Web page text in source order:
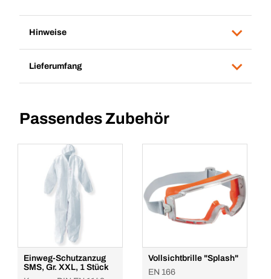
Hinweise
Lieferumfang
Passendes Zubehör
Einweg-Schutzanzug
SMS, Gr. XXL, 1 Stück
Vollsichtbrille "Splash"
EN 166